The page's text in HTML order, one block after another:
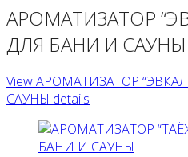
АРОМАТИЗАТОР
ДЛЯ БАНИ И САУНЫ
View АРОМАТИЗАТОР
САУНЫ details